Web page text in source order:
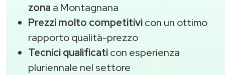
zona a Montagnana
Prezzi molto competitivicon un ottimo
rapporto qualità-prezzo
Tecnici qualificaticon esperienza
pluriennale nel settore